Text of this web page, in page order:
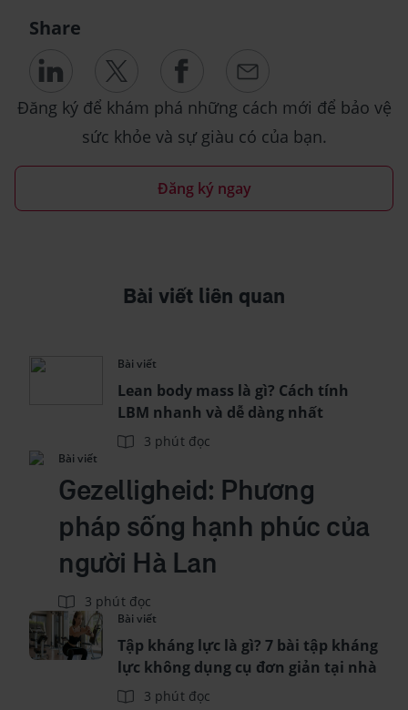
Share
Đăng ký để khám phá những cách mới để bảo vệ
sức khỏe và sự giàu có của bạn.
Đăng ký ngay
Bài viết liên quan
Bài viết
Lean body mass là gì? Cách tính
LBM nhanh và dễ dàng nhất
3 phút đọc
Bài viết
Gezelligheid: Phương
pháp sống hạnh phúc của
người Hà Lan
3 phút đọc
Bài viết
Tập kháng lực là gì? 7 bài tập kháng
lực không dụng cụ đơn giản tại nhà
3 phút đọc